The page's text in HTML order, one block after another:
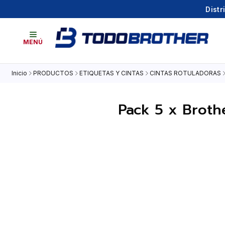
MENÚ
Inicio PRODUCTOS ETIQUETAS Y CINTAS CINTAS ROTULADORAS
Pack 5 x